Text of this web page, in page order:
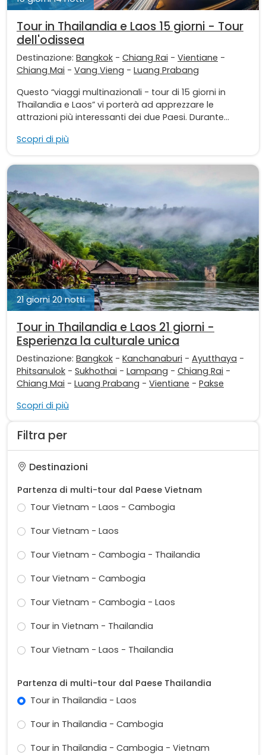
Filtra per
Destinazioni
Partenza di multi-tour dal Paese Vietnam
Tour Vietnam - Laos - Cambogia
Tour Vietnam - Laos
Tour Vietnam - Cambogia - Thailandia
Tour Vietnam - Cambogia
Tour Vietnam - Cambogia - Laos
Tour in Vietnam - Thailandia
Tour Vietnam - Laos - Thailandia
Partenza di multi-tour dal Paese Thailandia
Tour in Thailandia - Laos
Tour in Thailandia - Cambogia
Tour in Thailandia - Cambogia - Vietnam
Tour in Thailandia e Laos 15 giorni - Tour
dell'odissea
Destinazione: Bangkok - Chiang Rai - Vientiane -
Chiang Mai - Vang Vieng - Luang Prabang
Questo “viaggi multinazionali - tour di 15 giorni in
Thailandia e Laos” vi porterà ad apprezzare le
attrazioni più interessanti dei due Paesi. Durante...
Scopri di più
21 giorni 20 notti
Tour in Thailandia e Laos 21 giorni -
Esperienza la culturale unica
Destinazione: Bangkok - Kanchanaburi - Ayutthaya -
Phitsanulok - Sukhothai - Lampang - Chiang Rai -
Chiang Mai - Luang Prabang - Vientiane - Pakse
Scopri di più